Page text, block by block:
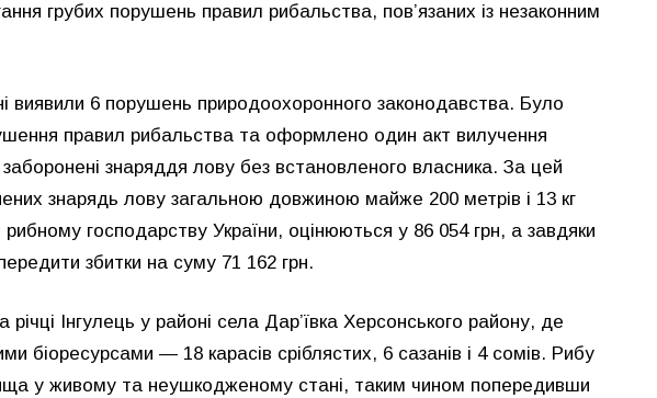
грубих порушень правил рибальства, пов’язаних із незаконним
виявили 6 порушень природоохоронного законодавства. Було
правил рибальства та оформлено один акт вилучення
знаряддя лову без встановленого власника. За цей
знарядь лову загальною довжиною майже 200 метрів і 13 кг
рибному господарству України, оцінюються у 86 054 грн, а завдяки
збитки на суму 71 162 грн.
Інгулець у районі села Дар’ївка Херсонського району, де
біоресурсами — 18 карасів сріблястих, 6 сазанів і 4 сомів. Рибу
у живому та неушкодженому стані, таким чином попередивши